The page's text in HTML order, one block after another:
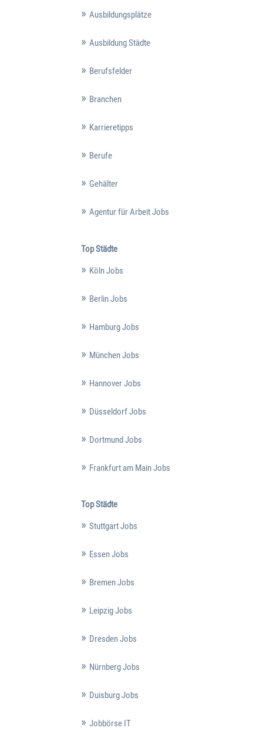
Ausbildungsplätze
Ausbildung Städte
Berufsfelder
Branchen
Karrieretipps
Berufe
Gehälter
Agentur für Arbeit Jobs
Top Städte
Köln Jobs
Berlin Jobs
Hamburg Jobs
München Jobs
Hannover Jobs
Düsseldorf Jobs
Dortmund Jobs
Frankfurt am Main Jobs
Top Städte
Stuttgart Jobs
Essen Jobs
Bremen Jobs
Leipzig Jobs
Dresden Jobs
Nürnberg Jobs
Duisburg Jobs
Jobbörse IT